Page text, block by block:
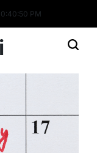
:40:51 PM